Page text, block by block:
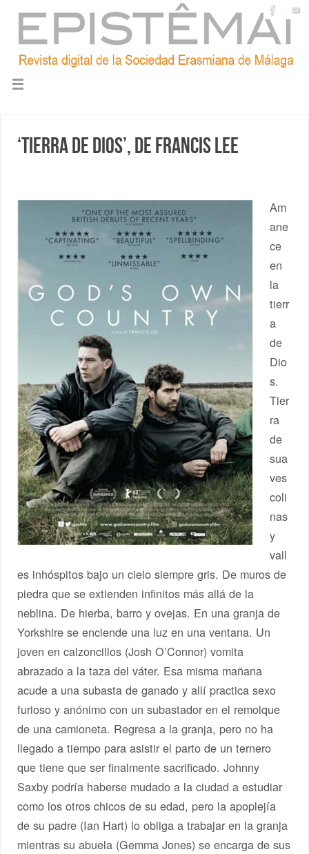
‘Tierra de Dios’, de Francis Lee
Am
ane
ce
en
la
tierr
a
de
Dio
s.
Tier
ra
de
sua
ves
coli
nas
y
vall
es inhóspitos bajo un cielo siempre gris. De muros de
piedra que se extienden infinitos más allá de la
neblina. De hierba, barro y ovejas. En una granja de
Yorkshire se enciende una luz en una ventana. Un
joven en calzoncillos (Josh O’Connor) vomita
abrazado a la taza del váter. Esa misma mañana
acude a una subasta de ganado y allí practica sexo
furioso y anónimo con un subastador en el remolque
de una camioneta. Regresa a la granja, pero no ha
llegado a tiempo para asistir el parto de un ternero
que tiene que ser finalmente sacrificado. Johnny
Saxby podría haberse mudado a la ciudad a estudiar
como los otros chicos de su edad, pero la apoplejía
de su padre (Ian Hart) lo obliga a trabajar en la granja
mientras su abuela (Gemma Jones) se encarga de sus